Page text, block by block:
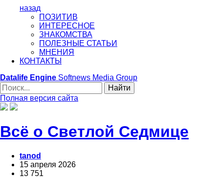
назад
ПОЗИТИВ
ИНТЕРЕСНОЕ
ЗНАКОМСТВА
ПОЛЕЗНЫЕ СТАТЬИ
МНЕНИЯ
КОНТАКТЫ
Datalife Engine Softnews Media Group
Найти
Полная версия сайта
Всё о Светлой Седмице
tanod
15 апреля 2026
13 751